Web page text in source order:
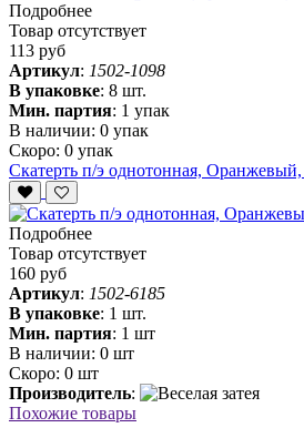
Подробнее
Товар отсутствует
113 руб
Артикул: 1502-1098
В упаковке: 8 шт.
Мин. партия: 1 упак
В наличии: 0 упак
Скоро: 0 упак
Скатерть п/э однотонная,
Подробнее
Товар отсутствует
160 руб
Артикул: 1502-6185
В упаковке: 1 шт.
Мин. партия: 1 шт
В наличии: 0 шт
Скоро: 0 шт
Производитель:
Похожие товары